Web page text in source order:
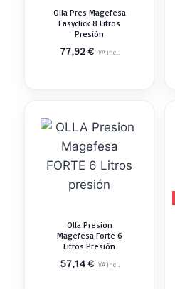
Olla Pres Magefesa
Easyclick 8 Litros
Presión
77,92€ IVA incl.
Olla Presion
Magefesa Forte 6
Litros Presión
57,14€ IVA incl.